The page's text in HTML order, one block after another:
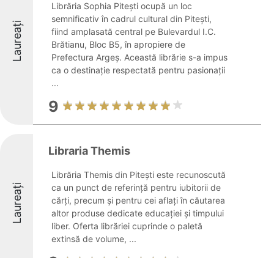
Laureați
Librăria Sophia Pitești ocupă un loc
semnificativ în cadrul cultural din Pitești,
fiind amplasată central pe Bulevardul I.C.
Brătianu, Bloc B5, în apropiere de
Prefectura Argeș. Această librărie s-a impus
ca o destinație respectată pentru pasionații
...
9
Laureați
Libraria Themis
Librăria Themis din Pitești este recunoscută
ca un punct de referință pentru iubitorii de
cărți, precum și pentru cei aflați în căutarea
altor produse dedicate educației și timpului
liber. Oferta librăriei cuprinde o paletă
extinsă de volume, ...